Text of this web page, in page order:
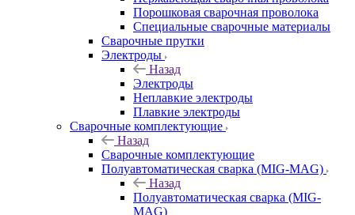
Порошковая сварочная проволока
Специальные сварочные материалы
Сварочные прутки
Электроды
Назад
Электроды
Неплавкие электроды
Плавкие электроды
Сварочные комплектующие
Назад
Сварочные комплектующие
Полуавтоматическая сварка (MIG-MAG)
Назад
Полуавтоматическая сварка (MIG-
MAG)